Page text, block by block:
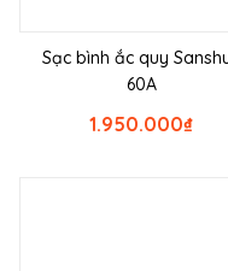
Sạc bình ắc quy
60A
₫
1.950.000